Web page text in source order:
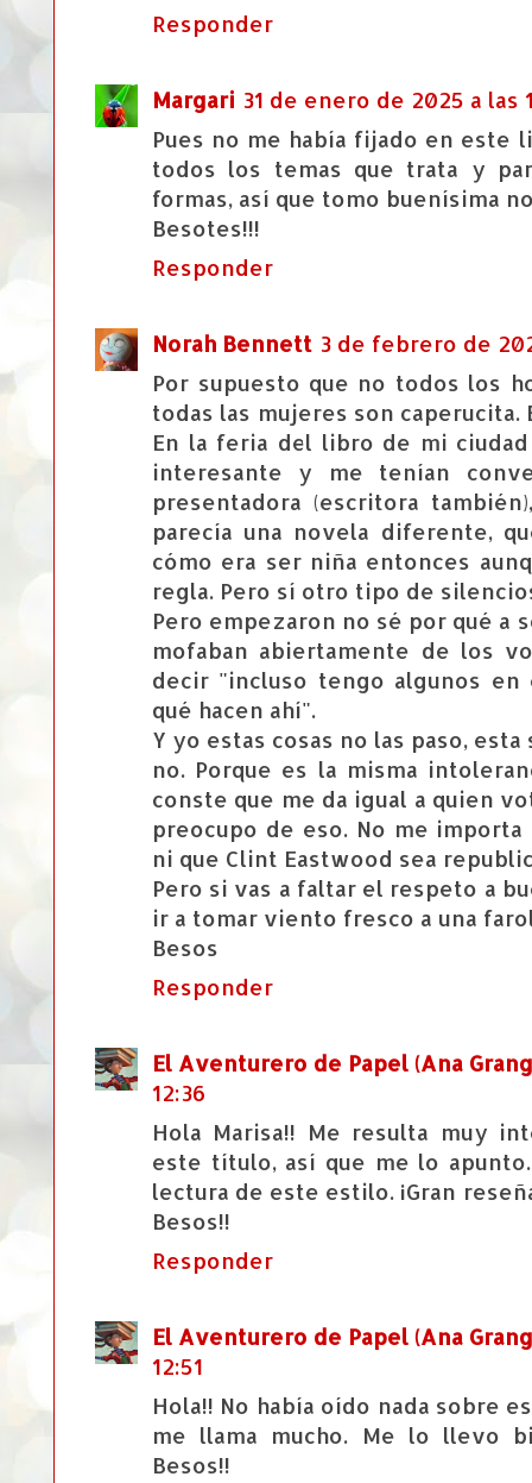
Responder
Margari 31 de enero de 2025 a las
Pues no me había fijado en este
todos los temas que trata y
formas, así que tomo buenísima
Besotes!!!
Responder
Norah Bennett 3 de febrero de
Por supuesto que no todos los
todas las mujeres son caperucita.
En la feria del libro de mi
interesante y me tenían
presentadora (escritora
parecía una novela diferente,
cómo era ser niña entonces
regla. Pero sí otro tipo de
Pero empezaron no sé por qué
mofaban abiertamente de los
decir "incluso tengo algunos
qué hacen ahí".
Y yo estas cosas no las paso,
no. Porque es la misma
conste que me da igual a quien
preocupo de eso. No me
ni que Clint Eastwood sea
Pero si vas a faltar el respeto a
ir a tomar viento fresco a una
Besos
Responder
El Aventurero de Papel (Ana
12:36
Hola Marisa!! Me resulta muy
este título, así que me lo
lectura de este estilo. ¡Gran
Besos!!
Responder
El Aventurero de Papel (Ana
12:51
Hola!! No había oído nada sobre
me llama mucho. Me lo llevo
Besos!!